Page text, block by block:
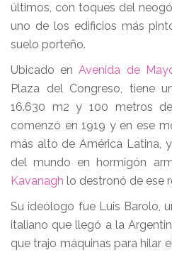
últimos, con toques del
uno de los edificios más
suelo porteño.
Ubicado enAvenida de
Plaza del Congreso, tiene
16.630 m2 y 100 metros
comenzó en 1919 y en ese
más alto de América Latina,
del mundo en hormigón
Kavanagh lo destronó de ese
Su ideólogo fue Luis Barolo,
italiano que llegó a la
que trajo máquinas para hilar